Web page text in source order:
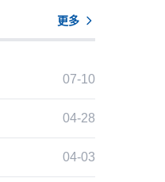
更多
07-10
04-28
04-03